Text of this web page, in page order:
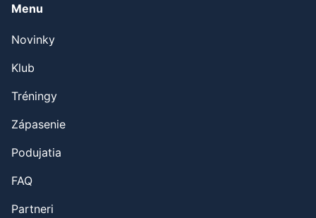
Menu
Novinky
Klub
Tréningy
Zápasenie
Podujatia
FAQ
Partneri